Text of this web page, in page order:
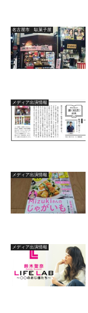
名古屋市 駄菓子屋
メディア出演情報
メディア出演情報
メディア出演情報